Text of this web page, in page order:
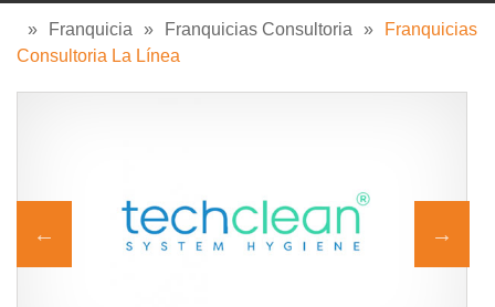
» Franquicia » Franquicias Consultoria »
Franquicias
Consultoria La Línea